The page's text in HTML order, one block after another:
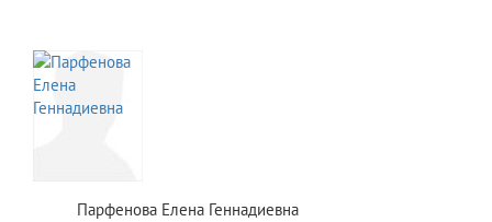
Парфенова Елена Геннадиевна